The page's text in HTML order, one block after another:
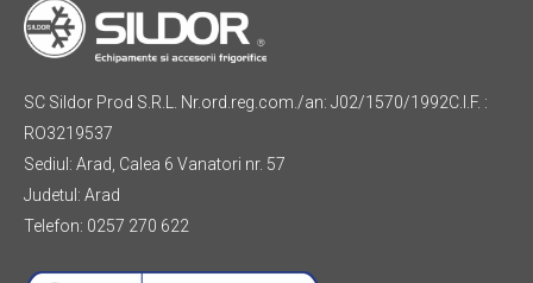
SC Sildor Prod S.R.L. Nr.ord.reg.com./an: J02/1570/1992C.I.F. :
RO3219537
Sediul: Arad, Calea 6 Vanatori nr. 57
Judetul: Arad
Telefon: 0257 270 622